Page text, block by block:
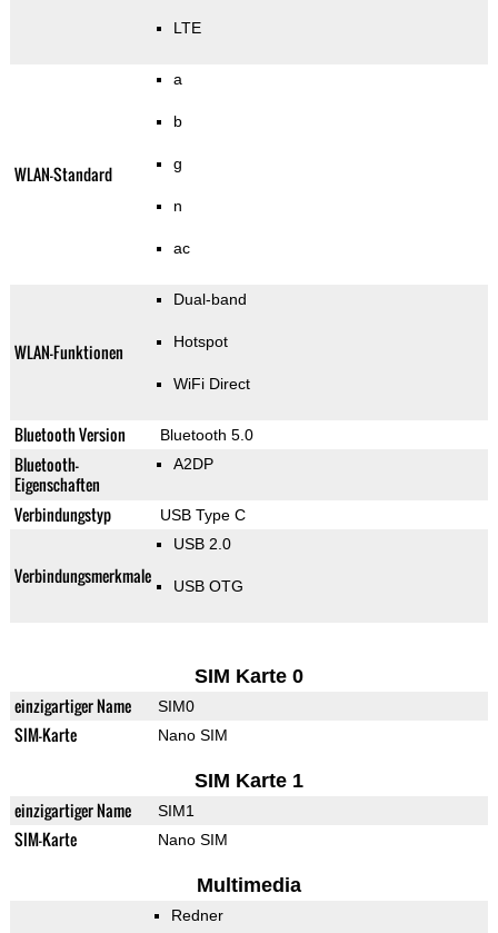
LTE
WLAN-Standard
a
b
g
n
ac
WLAN-Funktionen
Dual-band
Hotspot
WiFi Direct
Bluetooth Version Bluetooth 5.0
Bluetooth-
Eigenschaften
A2DP
Verbindungstyp USB Type C
Verbindungsmerkmale
USB 2.0
USB OTG
SIM Karte 0
einzigartiger Name SIM0
SIM-Karte Nano SIM
SIM Karte 1
einzigartiger Name SIM1
SIM-Karte Nano SIM
Multimedia
Redner